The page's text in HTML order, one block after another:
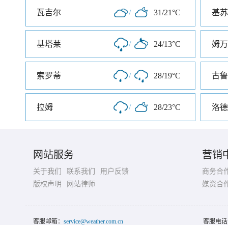
瓦吉尔 / 31/21°C 基
基塔莱 / 24/13°C 姆
索罗蒂 / 28/19°C 古鲁
拉姆 / 28/23°C 洛
网站服务
关于我们 联系我们
用户反馈
版权声明
网站律师
营销
商务合
媒资合
客服邮箱： service@weather.com.cn 客服电